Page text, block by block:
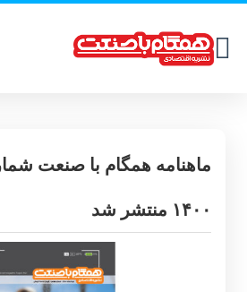
۱۴۰۰ منتشر شد